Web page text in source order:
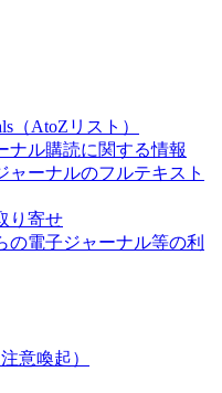
（AtoZリスト）
ナル購読に関する情報
ャーナルのフルテキスト
り寄せ
の電子ジャーナル等の利
意喚起）